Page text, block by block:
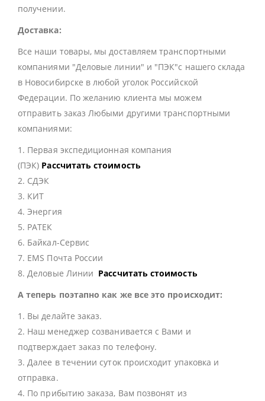
получении.
Доставка:
Все наши товары, мы доставляем транспортными
компаниями "Деловые линии" и "ПЭК"с нашего склада
в Новосибирске в любой уголок Российской
Федерации. По желанию клиента мы можем
отправить заказ Любыми другими транспортными
компаниями:
1. Первая экспедиционная компания
(ПЭК) Рассчитать стоимость
2. СДЭК
3. КИТ
4. Энергия
5. РАТЕК
6. Байкал-Сервис
7. EMS Почта России
8. Деловые Линии Рассчитать стоимость
А теперь поэтапно как же все это происходит:
1. Вы делайте заказ.
2. Наш менеджер созванивается с Вами и
подтверждает заказ по телефону.
3. Далее в течении суток происходит упаковка и
отправка.
4. По прибытию заказа, Вам позвонят из